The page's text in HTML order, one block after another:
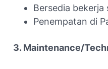
Bersedia
Penempatan di
3. Maintenance/